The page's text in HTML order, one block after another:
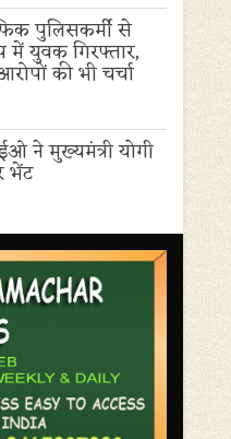
पुलिसकर्मी से
में युवक गिरफ्तार,
की भी चर्चा
ने मुख्यमंत्री योगी
भेंट